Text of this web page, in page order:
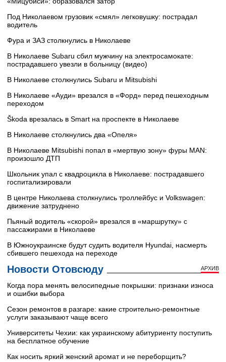
Под Николаевом грузовик «смял» легковушку: пострадал
водитель
Фура и ЗАЗ столкнулись в Николаеве
В Николаеве Subaru сбил мужчину на электросамокате:
пострадавшего увезли в больницу (видео)
В Николаеве столкнулись Subaru и Mitsubishi
В Николаеве «Ауди» врезался в «Форд» перед пешеходным
переходом
Škoda врезалась в Smart на проспекте в Николаеве
В Николаеве столкнулись два «Опеля»
В Николаеве Mitsubishi попал в «мертвую зону» фуры MAN:
произошло ДТП
Школьник упал с квадроцикла в Николаеве: пострадавшего
госпитализировали
В центре Николаева столкнулись троллейбус и Volkswagen:
движение затруднено
Пьяный водитель «скорой» врезался в «маршрутку» с
пассажирами в Николаеве
В Южноукраинске будут судить водителя Hyundai, насмерть
сбившего пешехода на переходе
Новости Отовсюду АРХИВ
Когда пора менять велосипедные покрышки: признаки износа
и ошибки выбора
Сезон ремонтов в разгаре: какие строительно-ремонтные
услуги заказывают чаще всего
Университеты Чехии: как украинскому абитуриенту поступить
на бесплатное обучение
Как носить яркий женский аромат и не переборщить?